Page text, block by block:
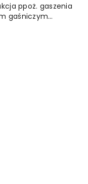
ppoż. gaszenia
gaśniczym
10 szt